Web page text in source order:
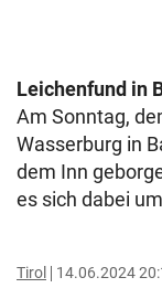
Leichenfund in
Am Sonntag,
Wasserburg in
dem Inn
es sich dabei
Tirol 14.06.2024